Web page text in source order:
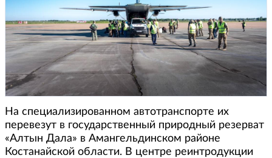
На специализированном автотранспорте их
перевезут в государственный природный резерват
«Алтын Дала» в Амангельдинском районе
Костанайской области. В центре реинтродукции